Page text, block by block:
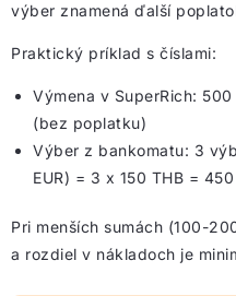
výber znamená ďalší
Praktický príklad s číslami:
Výmena v SuperRich: 500
(bez poplatku)
Výber z bankomatu: 3
EUR) = 3 x 150 THB =
Pri menších sumách (100-
a rozdiel v nákladoch je